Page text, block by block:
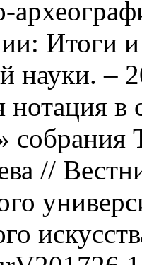
Итоги
науки. –
нотация
собрания
//